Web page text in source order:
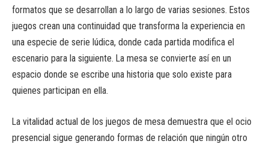
formatos que se desarrollan a lo largo de varias sesiones. Estos
juegos crean una continuidad que transforma la experiencia en
una especie de serie lúdica, donde cada partida modifica el
escenario para la siguiente. La mesa se convierte así en un
espacio donde se escribe una historia que solo existe para
quienes participan en ella.
La vitalidad actual de los juegos de mesa demuestra que el ocio
presencial sigue generando formas de relación que ningún otro